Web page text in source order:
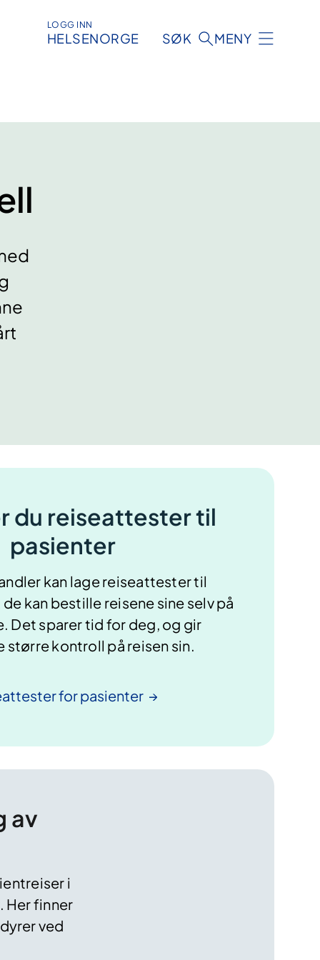
LOGG INN
HELSENORGE SØK MENY
du reiseattester til
pasienter
kan lage reiseattester til
de kan bestille reisene sine selv på
Det sparertid for deg, og gir
større kontroll på reisen sin.
forpasienter
av
i
Her finner
ved